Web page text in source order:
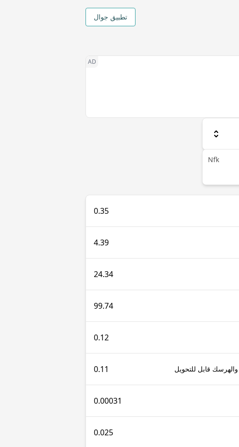
تطبيق جوال
Nfk
0.35
4.39
24.34
99.74
0.12
0.11
0.00031
0.025